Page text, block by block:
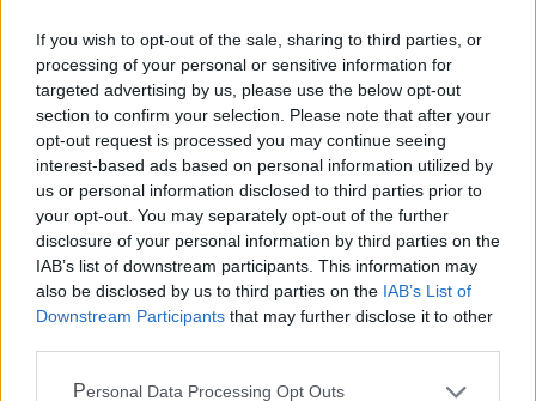
If you wish to opt-out of the sale, sharing to third parties, or
processing of your personal or sensitive information for
targeted advertising by us, please use the below opt-out
section to confirm your selection. Please note that after your
opt-out request is processed you may continue seeing
interest-based ads based on personal information utilized by
us or personal information disclosed to third parties prior to
your opt-out. You may separately opt-out of the further
disclosure of your personal information by third parties on the
IAB’s list of downstream participants. This information may
also be disclosed by us to third parties on the IAB’s List of
Downstream Participants that may further disclose it to other
Personal Data Processing Opt Outs
Pubblica illuminazione